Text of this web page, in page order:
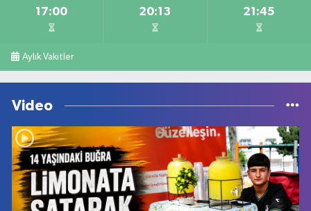
17:00 20:13 21:45
Aylık Vakitler
Video